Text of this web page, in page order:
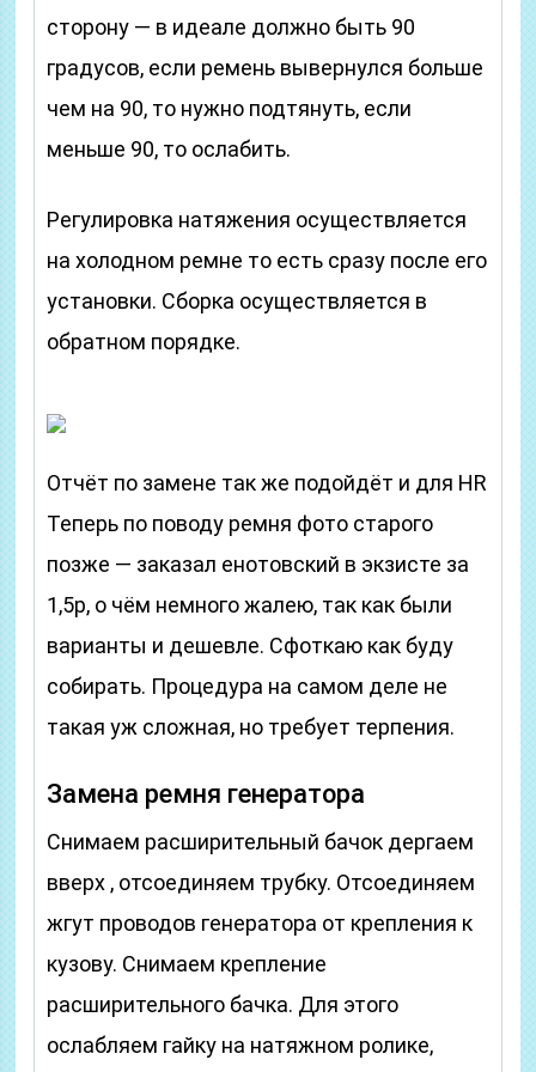
сторону — в идеале должно быть 90
градусов, если ремень вывернулся больше
чем на 90, то нужно подтянуть, если
меньше 90, то ослабить.
Регулировка натяжения осуществляется
на холодном ремне то есть сразу после его
установки. Сборка осуществляется в
обратном порядке.
Отчёт по замене так же подойдёт и для HR
Теперь по поводу ремня фото старого
позже — заказал енотовский в экзисте за
1,5р, о чём немного жалею, так как были
варианты и дешевле. Сфоткаю как буду
собирать. Процедура на самом деле не
такая уж сложная, но требует терпения.
Замена ремня генератора
Снимаем расширительный бачок дергаем
вверх , отсоединяем трубку. Отсоединяем
жгут проводов генератора от крепления к
кузову. Снимаем крепление
расширительного бачка. Для этого
ослабляем гайку на натяжном ролике,